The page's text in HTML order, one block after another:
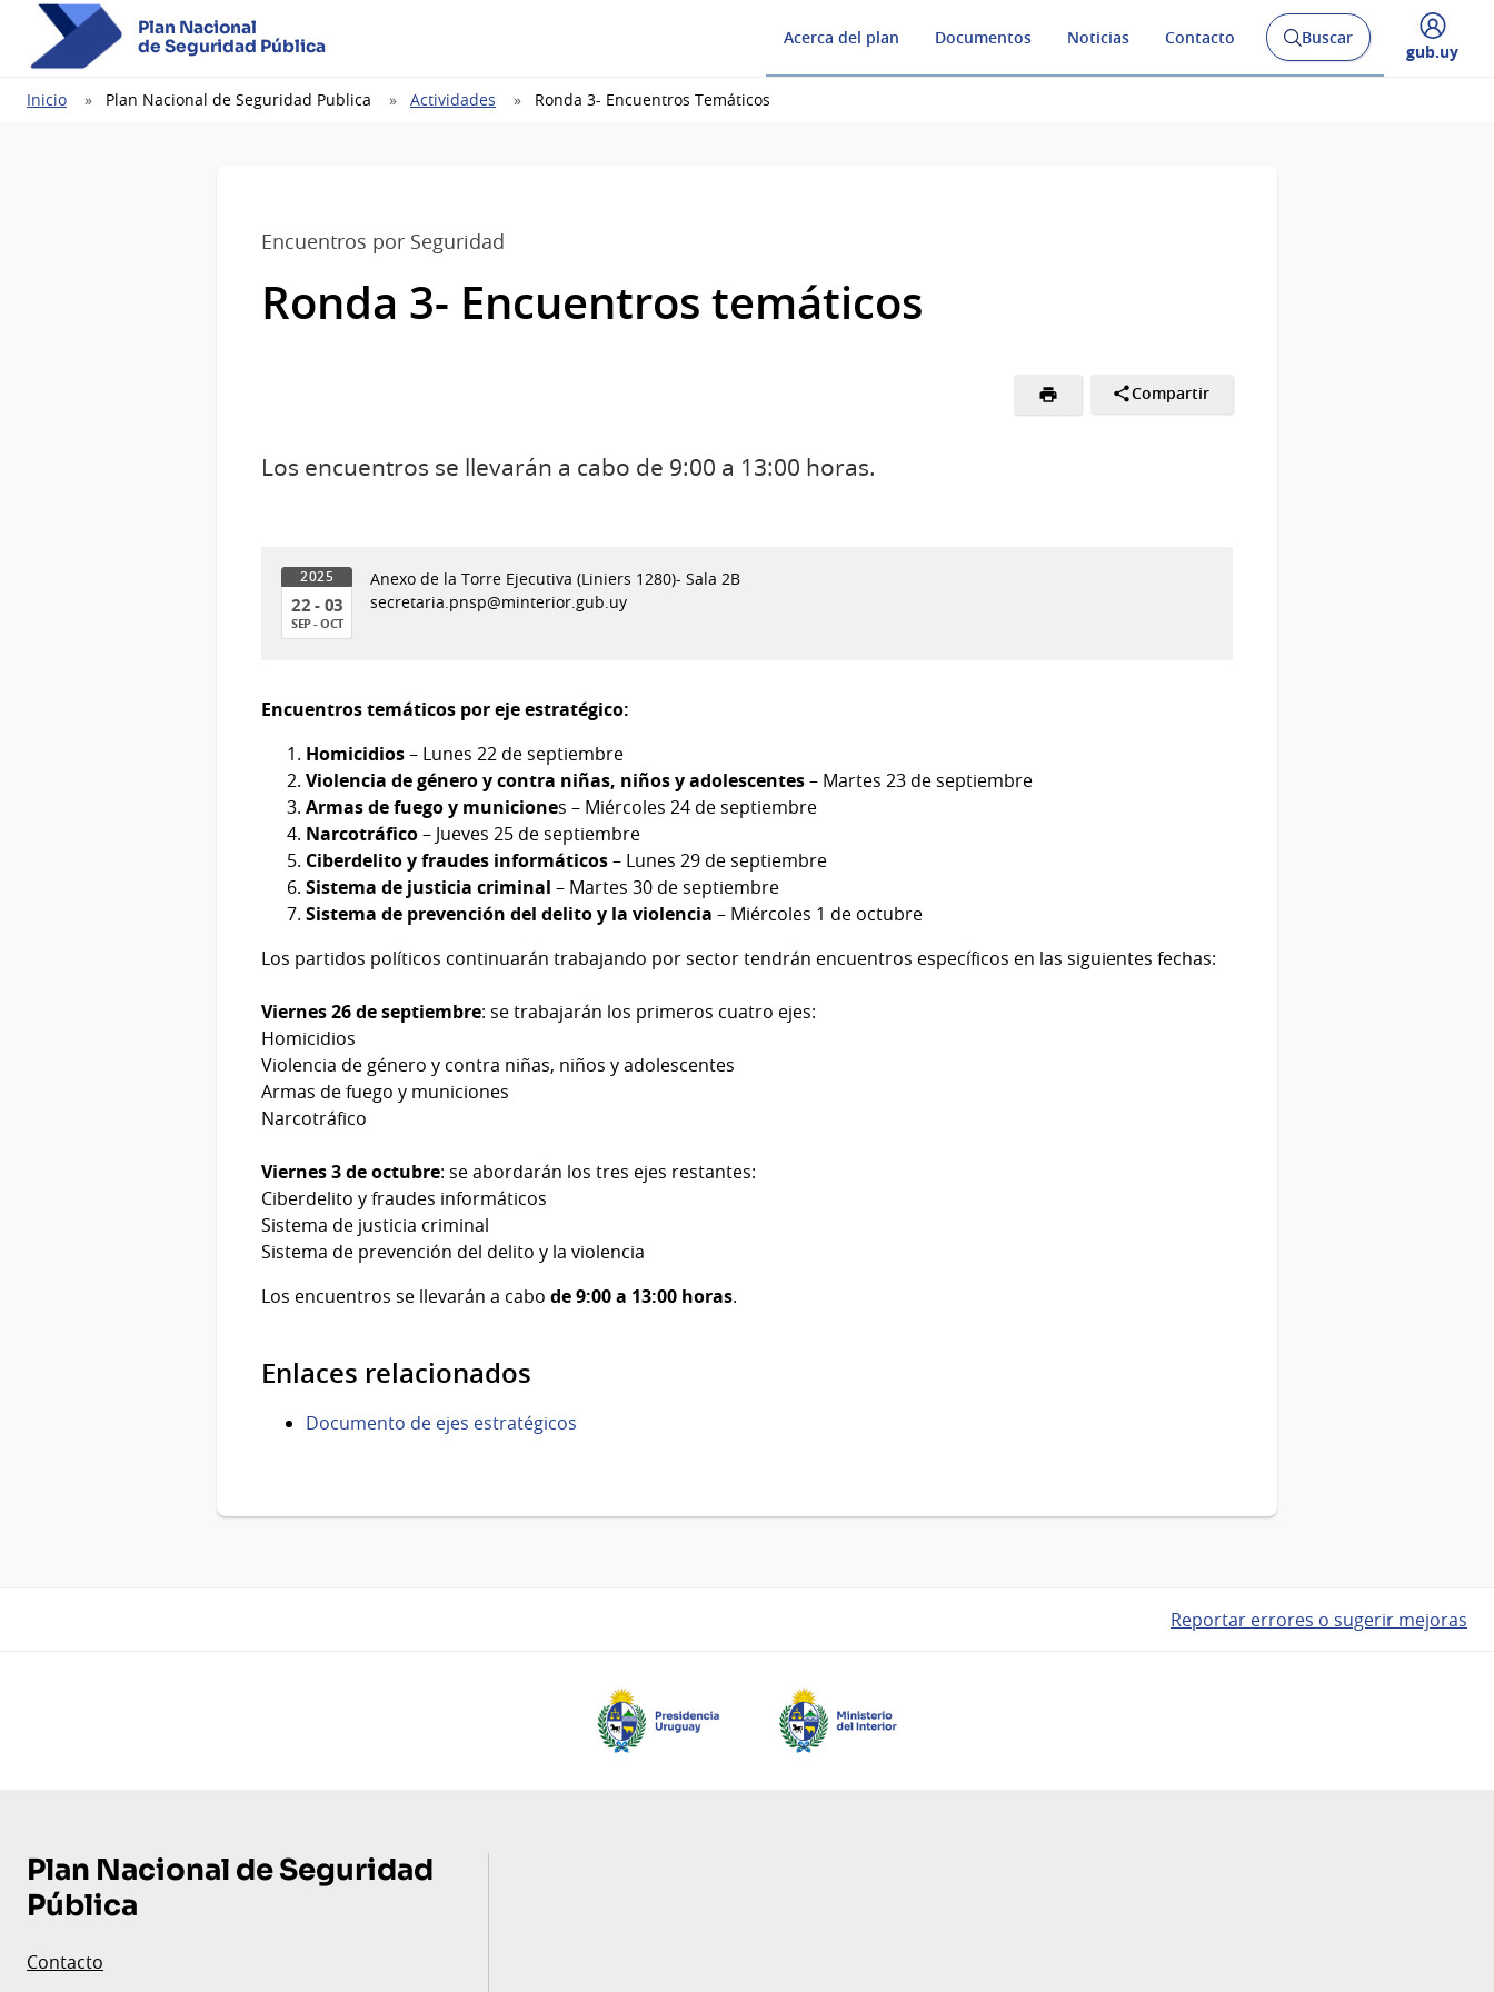
Plan Nacional
de Seguridad Pública
Acerca del plan Documentos Noticias Contacto
Abrir
buscador
Buscar
Desplegar
gub.uy
Ruta
Inicio Plan Nacional de Seguridad Publica Actividades Ronda 3- Encuentros Temáticos
Encuentros por Seguridad
Ronda 3- Encuentros temáticos
Compartir
Los encuentros se llevarán a cabo de 9:00 a 13:00 horas.
2025
22 - 03
SEP - OCT
03
Sep
del
2025
Anexo de la Torre Ejecutiva (Liniers 1280)- Sala 2B
secretaria.pnsp@minterior.gub.uy
Encuentros temáticos por eje estratégico:
Homicidios– Lunes 22 de septiembre
Violencia de género y contra niñas, niños y adolescentes– Martes 23 de septiembre
Armas de fuego y municiones – Miércoles 24 de septiembre
Narcotráfico– Jueves 25 de septiembre
Ciberdelito y fraudes informáticos– Lunes 29 de septiembre
Sistema de justicia criminal – Martes 30 de septiembre
Sistema de prevención del delito y la violencia – Miércoles 1 de octubre
Los partidos políticos continuarán trabajando por sector tendrán encuentros específicos en las siguientes fechas:
Viernes 26 de septiembre: se trabajarán los primeros cuatro ejes:
Homicidios
Violencia de género y contra niñas, niños y adolescentes
Armas de fuego y municiones
Narcotráfico
Viernes 3 de octubre: se abordarán los tres ejes restantes:
Ciberdelito y fraudes informáticos
Sistema de justicia criminal
Sistema de prevención del delito y la violencia
Los encuentros se llevarán a cabo de 9:00 a 13:00 horas.
Enlaces relacionados
Documento de ejes estratégicos
Reportar errores o sugerir mejoras
Plan Nacional de Seguridad
Pública
Contacto